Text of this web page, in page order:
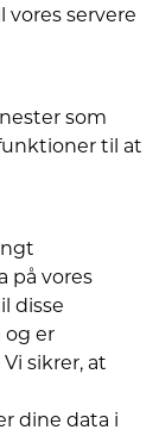
vores servere
som
til at
på vores
disse
og er
sikrer, at
dine data i